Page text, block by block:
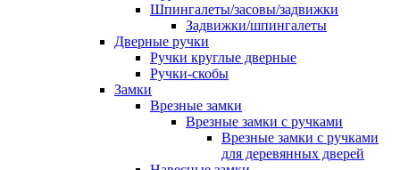
Шпингалеты/засовы/задвижки
Задвижки/шпингалеты
Дверные ручки
Ручки круглые дверные
Ручки-скобы
Замки
Врезные замки
Врезные замки с ручками
Врезные замки с ручками
для деревянных дверей